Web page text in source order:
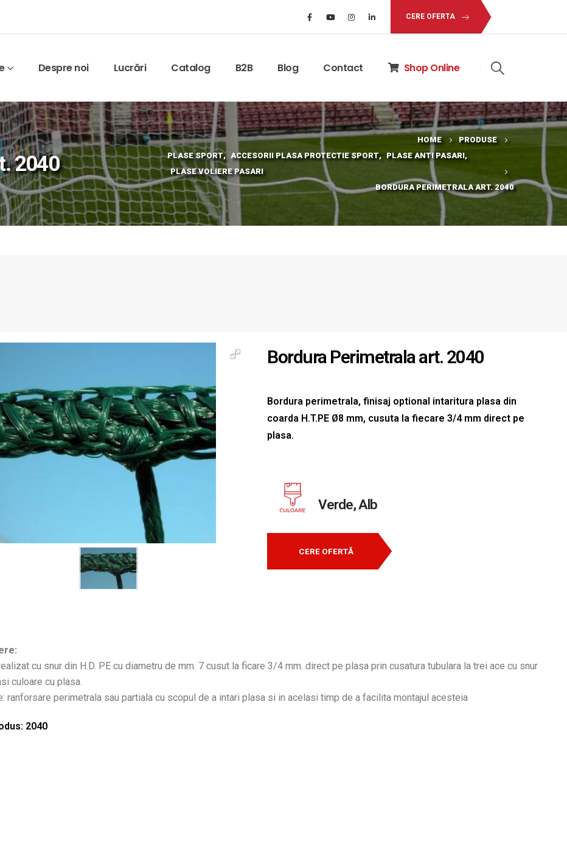
CERE OFERTA
Despre noi Lucrări Catalog B2B Blog Contact Shop Online
2040
HOME
PRODUSE
PLASE SPORT, ACCESORII PLASA PROTECTIE SPORT, PLASE ANTI PASARI,
PLASE VOLIERE PASARI
BORDURA PERIMETRALA ART. 2040
Bordura Perimetrala art. 2040
Bordura perimetrala, finisaj optional intaritura plasa din
coarda H.T.PE Ø8 mm, cusuta la fiecare 3/4 mm direct pe
plasa.
Verde, Alb
CERE OFERTĂ
cu snur din H.D. PE cu diametru de mm. 7 cusut la ficare 3/4 mm. direct pe plasa prin cusatura tubulara la trei ace cu snur
culoare cu plasa.
ranforsare perimetrala sau partiala cu scopul de a intari plasa si in acelasi timp de a facilita montajul acesteia
2040